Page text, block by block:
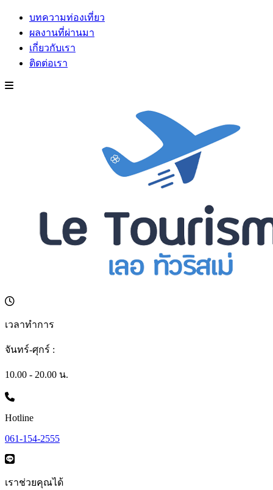
บทความท่องเที่ยว
ผลงานที่ผ่านมา
เกี่ยวกับเรา
ติดต่อเรา
เวลาทำการ
จันทร์-ศุกร์ :
10.00 - 20.00 น.
Hotline
061-154-2555
เราช่วยคุณได้